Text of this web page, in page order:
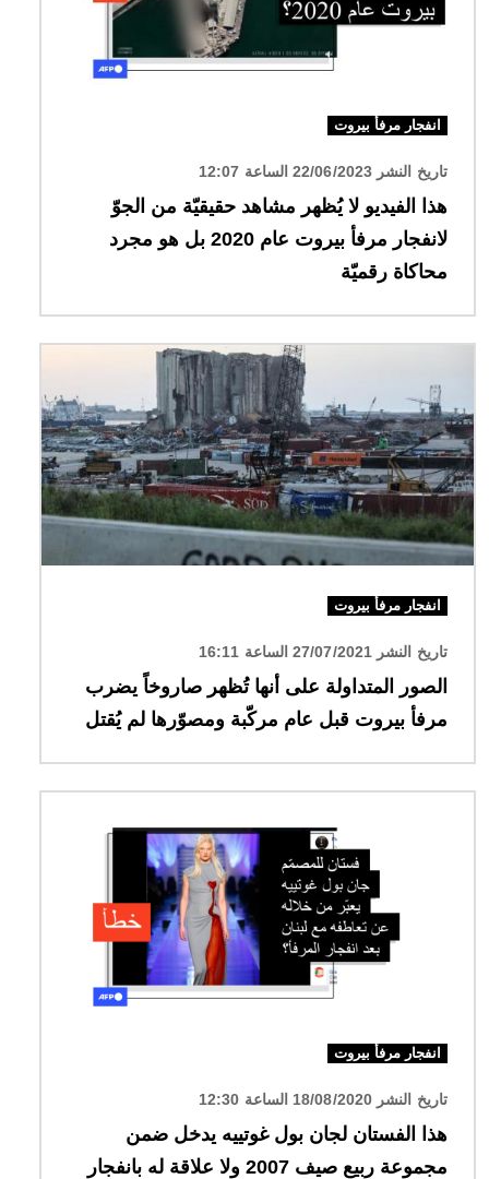
انفجار مرفأ بيروت
تاريخ النشر 22/06/2023 الساعة 12:07
هذا الفيديو لا يُظهر مشاهد حقيقيّة من الجوّ
لانفجار مرفأ بيروت عام 2020 بل هو مجرد
محاكاة رقميّة
انفجار مرفأ بيروت
تاريخ النشر 27/07/2021 الساعة 16:11
الصور المتداولة على أنها تُظهر صاروخاً يضرب
مرفأ بيروت قبل عام مركّبة ومصوّرها لم يُقتل
انفجار مرفأ بيروت
تاريخ النشر 18/08/2020 الساعة 12:30
هذا الفستان لجان بول غوتييه يدخل ضمن
مجموعة ربيع صيف 2007 ولا علاقة له بانفجار